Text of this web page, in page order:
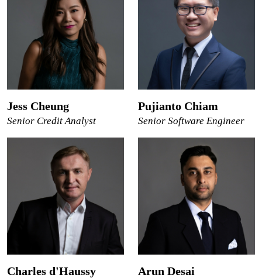
Jess Cheung
Senior Credit Analyst
Pujianto Chiam
Senior Software Engineer
Charles d'Haussy Arun Desai